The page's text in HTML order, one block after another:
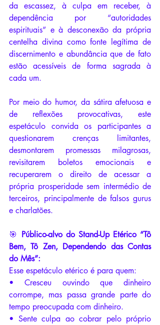
da escassez, à culpa em receber, à
dependência por “autoridades
espirituais” e à desconexão da própria
centelha divina como fonte legítima de
discernimento e abundância que de fato
estão acessíveis de forma sagrada à
cada um.
Por meio do humor, da sátira afetuosa e
de reflexões provocativas, este
espetáculo convida os participantes a
questionarem crenças limitantes,
desmontarem promessas milagrosas,
revisitarem boletos emocionais e
recuperarem o direito de acessar a
própria prosperidade sem intermédio de
terceiros, principalmente de falsos gurus
e charlatões.
🎯 Público-alvo do Stand-Up Etérico “Tô
Bem, Tô Zen, Dependendo das Contas
do Mês”:
Esse espetáculo etérico é para quem:
• Cresceu ouvindo que dinheiro
corrompe, mas passa grande parte do
tempo preocupada com dinheiro.
• Sente culpa ao cobrar pelo próprio